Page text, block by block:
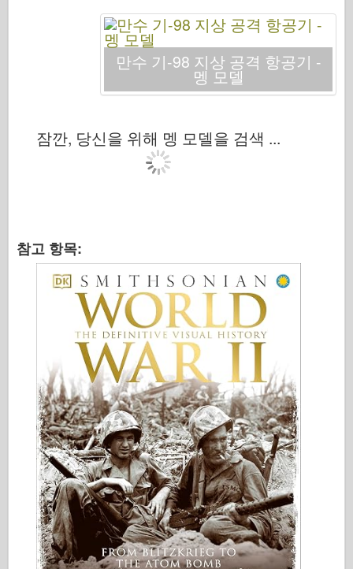
트럼펫
책
Dvd
연락처
더 키트
만수 기-98 지상 공격 항공기 -
멩 모델
잠깐, 당신을 위해 멩 모델을 검색 ...
참고 항목: